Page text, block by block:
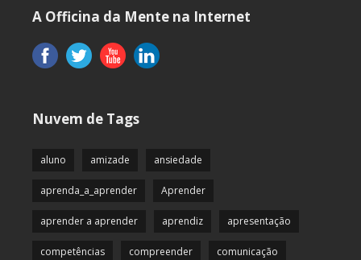
A Officina da Mente na Internet
Nuvem de Tags
aluno amizade ansiedade
aprenda_a_aprender Aprender
aprender a aprender aprendiz apresentação
competências compreender comunicação